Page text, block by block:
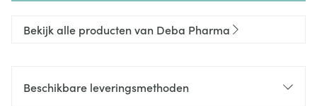
Bekijk alle producten van Deba Pharma
Beschikbare leveringsmethoden